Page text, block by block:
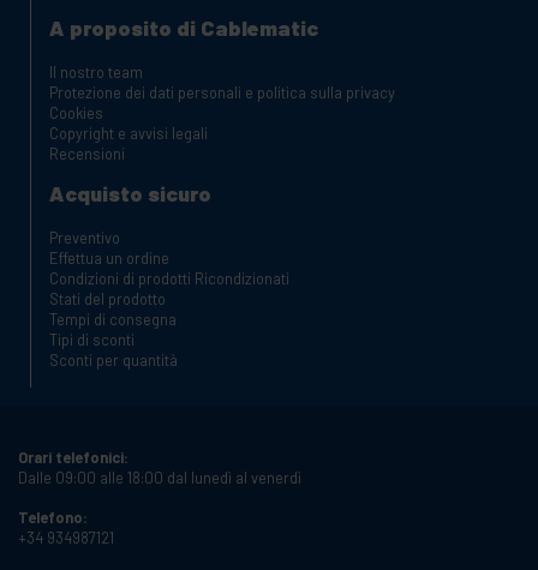
A proposito di Cablematic
Il nostro team
Protezione dei dati personali e politica sulla privacy
Cookies
Copyright e avvisi legali
Recensioni
Acquisto sicuro
Preventivo
Effettua un ordine
Condizioni di prodotti Ricondizionati
Stati del prodotto
Tempi di consegna
Tipi di sconti
Sconti per quantità
Orari telefonici:
Dalle 09:00 alle 18:00 dal lunedì al venerdì
Telefono:
+34 934987121